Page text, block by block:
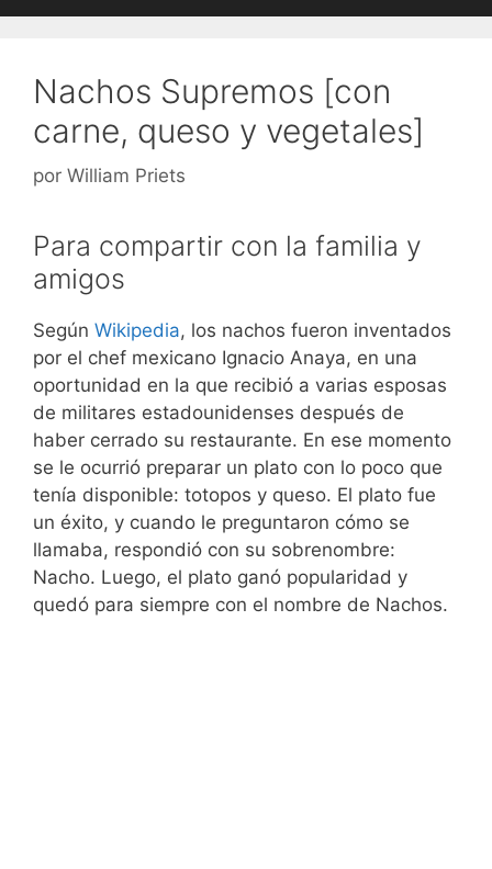
Nachos Supremos [con
carne, queso y vegetales]
por William Priets
Para compartir con la familia y
amigos
Según Wikipedia, los nachos fueron inventados
por el chef mexicano Ignacio Anaya, en una
oportunidad en la que recibió a varias esposas
de militares estadounidenses después de
haber cerrado su restaurante. En ese momento
se le ocurrió preparar un plato con lo poco que
tenía disponible: totopos y queso. El plato fue
un éxito, y cuando le preguntaron cómo se
llamaba, respondió con su sobrenombre:
Nacho. Luego, el plato ganó popularidad y
quedó para siempre con el nombre de Nachos.